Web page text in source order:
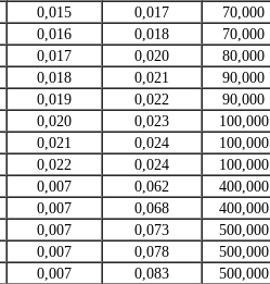
0,015 0,017 70,000
0,016 0,018 70,000
0,017 0,020 80,000
0,018 0,021 90,000
0,019 0,022 90,000
0,020 0,023 100,000
0,021 0,024 100,000
0,022 0,024 100,000
0,007 0,062 400,000
0,007 0,068 400,000
0,007 0,073 500,000
0,007 0,078 500,000
0,007 0,083 500,000